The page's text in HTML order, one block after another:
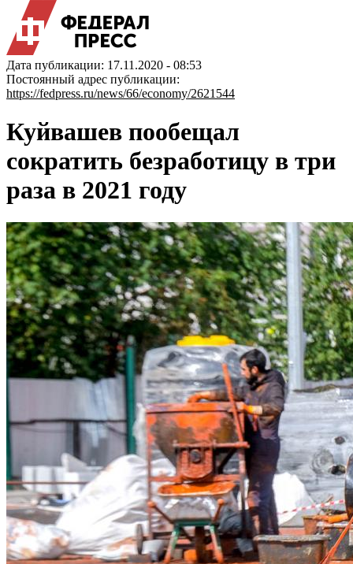
Дата публикации: 17.11.2020 - 08:53
Постоянный адрес публикации:
https://fedpress.ru/news/66/economy/2621544
Куйвашев пообещал
сократить безработицу в три
раза в 2021 году